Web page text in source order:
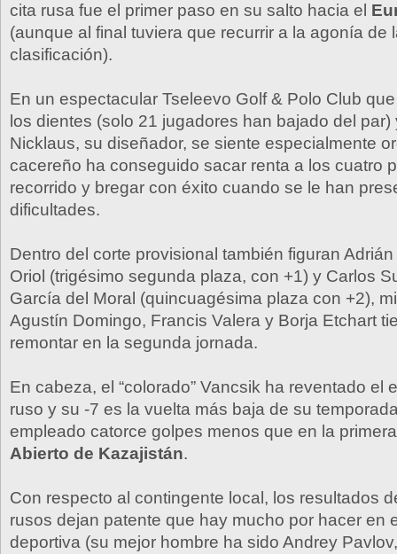
cita rusa fue el primer paso en su salto hacia el
(aunque al final tuviera que recurrir a la agonía de
clasificación).
En un espectacular Tseleevo Golf & Polo Club
los dientes (solo 21 jugadores han bajado del
Nicklaus, su diseñador, se siente especialmente
cacereño ha conseguido sacar renta a los cuatro
recorrido y bregar con éxito cuando se le han
dificultades.
Dentro del corte provisional también figuran
Oriol (trigésimo segunda plaza, con +1) y Carlos
García del Moral (quincuagésima plaza con +2),
Agustín Domingo, Francis Valera y Borja Etchart
remontar en la segunda jornada.
En cabeza, el “colorado” Vancsik ha reventado el
ruso y su -7 es la vuelta más baja de su
empleado catorce golpes menos que en la
Abierto de Kazajistán.
Con respecto al contingente local, los resultados
rusos dejan patente que hay mucho por hacer en
deportiva (su mejor hombre ha sido Andrey